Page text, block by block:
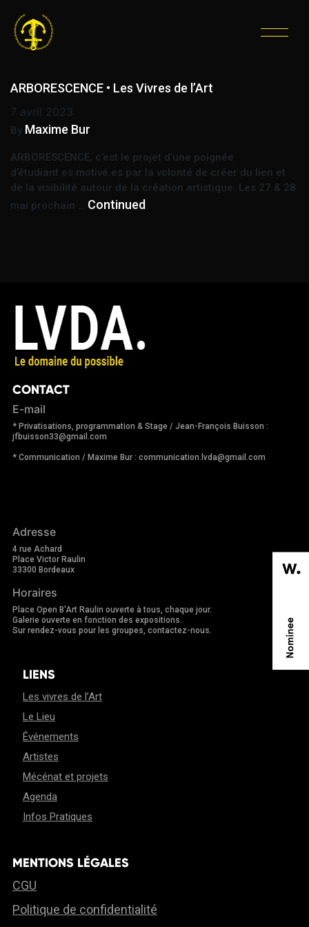
ÉTIQUETTE :
CRÉATIFS
ARBORESCENCE • Les Vivres de l’Art
7 avril 2023
By Maxime Bur
ARBORESCENCE, c’est le projet d’une poignée
d’étudiant.es motivé.es par la volonté de créer du lien et
de la visibilité autour de la création artistique. Les 27 & 28
mai prochain … Continued
CONTACT
E-mail
* Privatisations, programmation & Stage / Jean-François Buisson :
jfbuisson33@gmail.com
* Communication / Maxime Bur : communication.lvda@gmail.com
Adresse
4 rue Achard
Place Victor Raulin
33300 Bordeaux
Horaires
Place Open B'Art Raulin ouverte à tous, chaque jour.
Galerie ouverte en fonction des expositions.
Sur rendez-vous pour les groupes, contactez-nous.
LIENS
Les vivres de l’Art
Le Lieu
Événements
Artistes
Mécénat et projets
Agenda
Infos Pratiques
MENTIONS LÉGALES
CGU
Politique de confidentialité